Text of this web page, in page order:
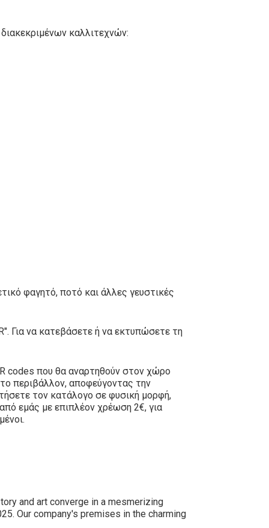
καλλιτεχνών:
φαγητό, ποτό και άλλες γευστικές
Για να κατεβάσετε ή να εκτυπώσετε τη
codes που θα αναρτηθούν στον χώρο
περιβάλλον, αποφεύγοντας την
τον κατάλογο σε φυσική μορφή,
εμάς με επιπλέον χρέωση 2€, για
and art converge in a mesmerizing
Our company's premises in the charming